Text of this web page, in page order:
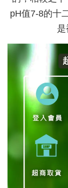
pH值7-8的十
是